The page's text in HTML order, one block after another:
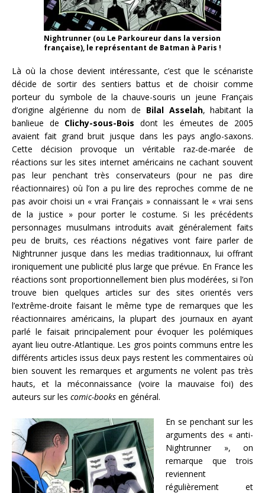
Nightrunner (ou Le Parkoureur dans la version
française), le représentant de Batman à Paris !
Là où la chose devient intéressante, c’est que le scénariste
décide de sortir des sentiers battus et de choisir comme
porteur du symbole de la chauve-souris un jeune Français
d’origine algérienne du nom de Bilal Asselah, habitant la
banlieue de Clichy-sous-Bois dont les émeutes de 2005
avaient fait grand bruit jusque dans les pays anglo-saxons.
Cette décision provoque un véritable raz-de-marée de
réactions sur les sites internet américains ne cachant souvent
pas leur penchant très conservateurs (pour ne pas dire
réactionnaires) où l’on a pu lire des reproches comme de ne
pas avoir choisi un « vrai Français » connaissant le « vrai sens
de la justice » pour porter le costume. Si les précédents
personnages musulmans introduits avait généralement faits
peu de bruits, ces réactions négatives vont faire parler de
Nightrunner jusque dans les medias traditionnaux, lui offrant
ironiquement une publicité plus large que prévue. En France les
réactions sont proportionnellement bien plus modérées, si l’on
trouve bien quelques articles sur des sites orientés vers
l’extrême-droite faisant le même type de remarques que les
réactionnaires américains, la plupart des journaux en ayant
parlé le faisait principalement pour évoquer les polémiques
ayant lieu outre-Atlantique. Les gros points communs entre les
différents articles issus deux pays restent les commentaires où
bien souvent les remarques et arguments ne volent pas très
hauts, et la méconnaissance (voire la mauvaise foi) des
auteurs sur les comic-books en général.
En se penchant sur les
arguments des « anti-
Nightrunner », on
remarque que trois
reviennent
régulièrement et